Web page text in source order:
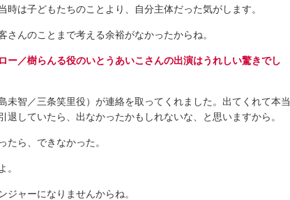
時は子どもたちのことより、自分主体だった気がします。
んのことまで考える余裕がなかったからね。
ー／樹らんる役のいとうあいこさんの出演はうれしい驚きでし
智／三条笑里役）が連絡を取ってくれました。出てくれて本当
退していたら、出なかったかもしれないな、と思いますから。
ら、できなかった。
。
ャーになりませんからね。